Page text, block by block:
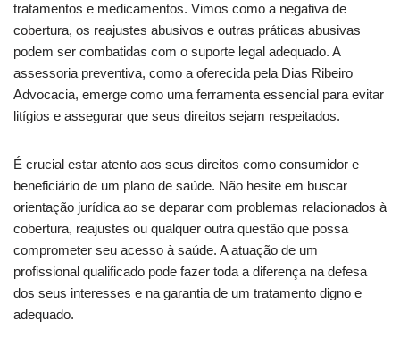
tratamentos e medicamentos. Vimos como a negativa de
cobertura, os reajustes abusivos e outras práticas abusivas
podem ser combatidas com o suporte legal adequado. A
assessoria preventiva, como a oferecida pela Dias Ribeiro
Advocacia, emerge como uma ferramenta essencial para evitar
litígios e assegurar que seus direitos sejam respeitados.
É crucial estar atento aos seus direitos como consumidor e
beneficiário de um plano de saúde. Não hesite em buscar
orientação jurídica ao se deparar com problemas relacionados à
cobertura, reajustes ou qualquer outra questão que possa
comprometer seu acesso à saúde. A atuação de um
profissional qualificado pode fazer toda a diferença na defesa
dos seus interesses e na garantia de um tratamento digno e
adequado.